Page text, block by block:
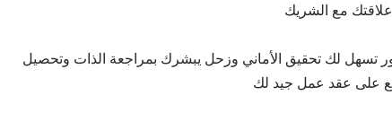
مع الشريك
تسهل لك تحقيق الأماني وزحل يبشرك بمراجعة الذات وتحصيل
على عقد عمل جيد لك